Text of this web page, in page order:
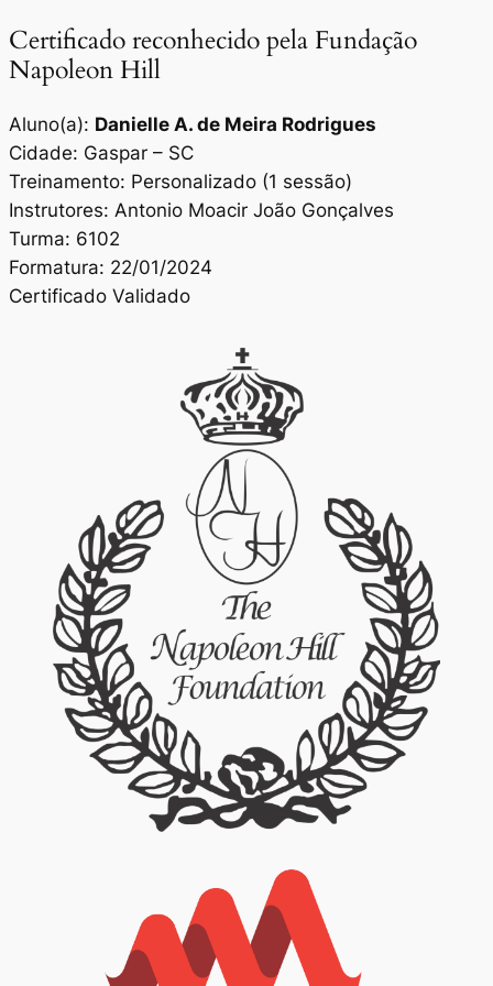
Certificado reconhecido pela Fundação
Napoleon Hill
Aluno(a): Danielle A. de Meira Rodrigues
Cidade: Gaspar – SC
Treinamento: Personalizado (1 sessão)
Instrutores: Antonio Moacir João Gonçalves
Turma: 6102
Formatura: 22/01/2024
Certificado Validado